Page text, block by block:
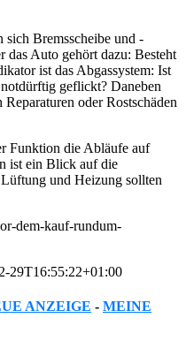
sich Bremsscheibe und -
das Auto gehört dazu: Besteht
ist das Abgassystem: Ist
geflickt? Daneben
oder Rostschäden
Funktion die Abläufe auf
ist ein Blick auf die
und Heizung sollten
dem-kauf-rundum-
29T16:55:22+01:00
ANZEIGE - MEINE